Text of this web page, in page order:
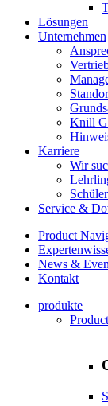
Lösungen
Unternehmen
Knill
Karriere
Wir
Service &
Product
News &
Kontakt
produkte